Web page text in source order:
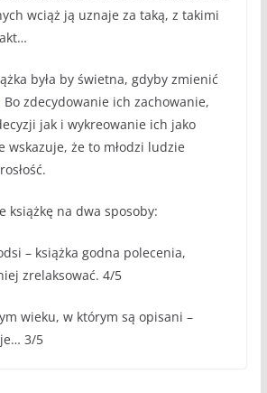
wciąż ją uznaje za taką, z takimi
była by świetna, gdyby zmienić
zdecydowanie ich zachowanie,
jak i wykreowanie ich jako
wskazuje, że to młodzi ludzie
książkę na dwa sposoby:
– książka godna polecenia,
zrelaksować. 4/5
wieku, w którym są opisani –
3/5